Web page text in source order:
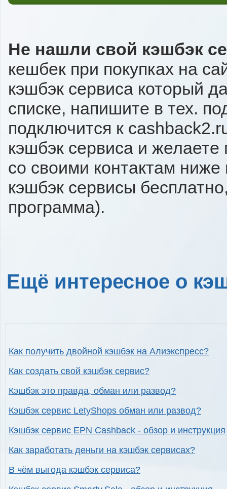
Не нашли свой кэшбэк
кешбек при покупках на
кэшбэк сервиса который
списке, напишите в тех.
подключится к
кэшбэк сервиса и желаете
со своими контактам
кэшбэк сервисы
программа).
Ещё интересное о
Как получить двойной кэшбэк на Алиэкспресс?
Как создать свой кэшбэк сервис?
Кэшбэк это правда, обман или развод?
Кэшбэк сервис LetyShops обман или развод?
Кэшбэк сервис EPN Cashback - обзор и инструкция
Как заработать деньги на кэшбэк сервисах?
В чём выгода кэшбэк сервиса?